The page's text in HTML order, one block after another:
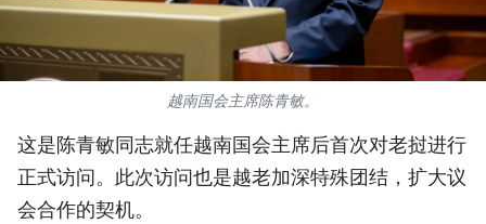
史海
多功能媒体
图库
越南国会主席陈青敏。
这是陈青敏同志就任越南国会主席后首次对老挝进行
正式访问。此次访问也是越老加深特殊团结，扩大议
会合作的契机。